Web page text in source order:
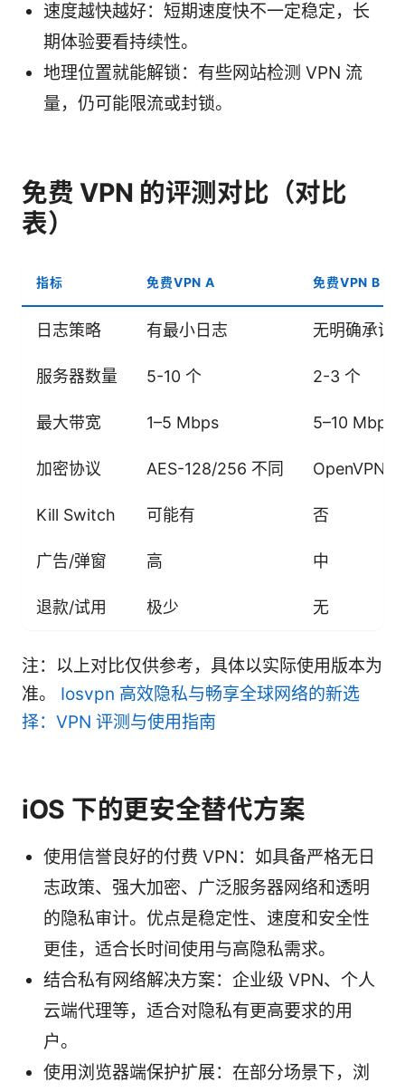
速度越快越好：短期速度快不一定稳定，长
期体验要看持续性。
地理位置就能解锁：有些网站检测 VPN 流
量，仍可能限流或封锁。
免费 VPN 的评测对比（对比
表）
指标 免费VPN A 免费VPN B
日志策略 有最小日志 无明确承诺
服务器数量 5-10 个 2-3 个
最大带宽 1–5 Mbps 5–10 Mbps
加密协议 AES-128/256 不同 OpenVPN/
Kill Switch 可能有 否
广告/弹窗 高 中
退款/试用 极少 无
注：以上对比仅供参考，具体以实际使用版本为
准。 Iosvpn 高效隐私与畅享全球网络的新选
择：VPN 评测与使用指南
iOS 下的更安全替代方案
使用信誉良好的付费 VPN：如具备严格无日
志政策、强大加密、广泛服务器网络和透明
的隐私审计。优点是稳定性、速度和安全性
更佳，适合长时间使用与高隐私需求。
结合私有网络解决方案：企业级 VPN、个人
云端代理等，适合对隐私有更高要求的用
户。
使用浏览器端保护扩展：在部分场景下，浏